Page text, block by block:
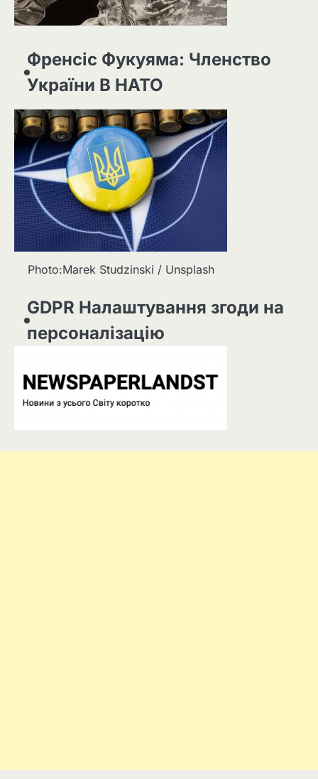
Френсіс Фукуяма: Членство
України В НАТО
Photo:Marek Studzinski / Unsplash
GDPR Налаштування згоди на
персоналізацію